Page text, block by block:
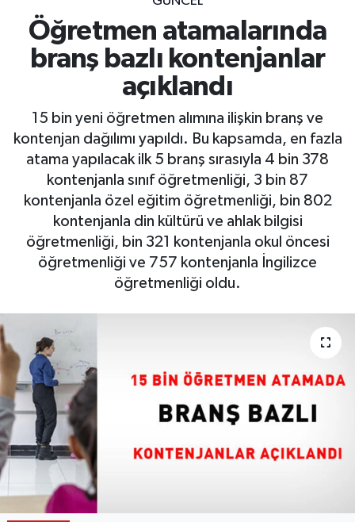
Öğretmen atamalarında
branş bazlı kontenjanlar
açıklandı
15 bin yeni öğretmen alımına ilişkin branş ve
kontenjan dağılımı yapıldı. Bu kapsamda, en fazla
atama yapılacak ilk 5 branş sırasıyla 4 bin 378
kontenjanla sınıf öğretmenliği, 3 bin 87
kontenjanla özel eğitim öğretmenliği, bin 802
kontenjanla din kültürü ve ahlak bilgisi
öğretmenliği, bin 321 kontenjanla okul öncesi
öğretmenliği ve 757 kontenjanla İngilizce
öğretmenliği oldu.